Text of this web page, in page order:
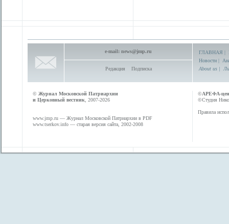
e-mail: news@jmp.ru
Редакция Подписка
ГЛАВНАЯ |
Новости |
About us |
© Журнал Московской Патриархии
и Церковный вестник , 2007-2026
www.jmp.ru — Журнал Московской Патриархии в PDF
www.tserkov.info — старая версия сайта, 2002-2008
©АРЕФА-
©Студия
Правила